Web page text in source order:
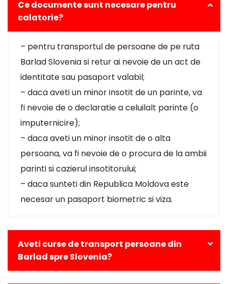
Ce documente sunt necesare pentru
calatorie?
– pentru transportul de persoane de pe ruta
Barlad Slovenia si retur ai nevoie de un act de
identitate sau pasaport valabil;
– daca aveti un minor insotit de un parinte, va
fi nevoie de o declaratie a celuilalt parinte (o
imputernicire);
– daca aveti un minor insotit de o alta
persoana, va fi nevoie de o procura de la ambii
parinti si cazierul insotitorului;
– daca sunteti din Republica Moldova este
necesar un pasaport biometric si viza.
Aveti curse de transport persoane din
Barlad spre Slovenia?